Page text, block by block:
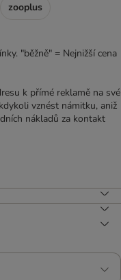
zooplus
"běžně" = Nejnižší cena
k přímé reklamě na své
vznést námitku, aniž
nákladů za kontakt